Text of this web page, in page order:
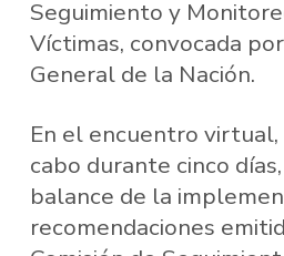
Seguimiento y
Víctimas, convocada
General de la Nación.
En el encuentro
cabo durante cinco
balance de la
recomendaciones